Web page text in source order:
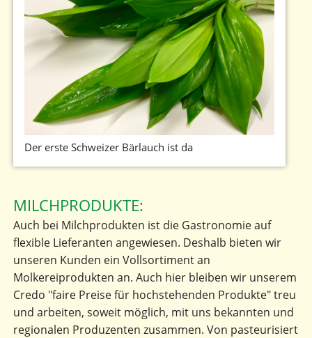
Der erste Schweizer Bärlauch ist da
MILCHPRODUKTE:
Auch bei Milchprodukten ist die Gastronomie auf
flexible Lieferanten angewiesen. Deshalb bieten wir
unseren Kunden ein Vollsortiment an
Molkereiprodukten an. Auch hier bleiben wir unserem
Credo "faire Preise für hochstehenden Produkte" treu
und arbeiten, soweit möglich, mit uns bekannten und
regionalen Produzenten zusammen. Von pasteurisiert